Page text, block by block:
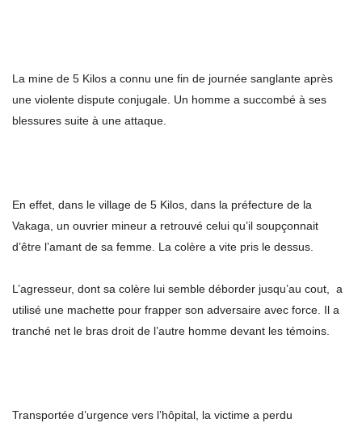
La mine de 5 Kilos a connu une fin de journée sanglante après
une violente dispute conjugale. Un homme a succombé à ses
blessures suite à une attaque.
En effet, dans le village de 5 Kilos, dans la préfecture de la
Vakaga, un ouvrier mineur a retrouvé celui qu’il soupçonnait
d’être l’amant de sa femme. La colère a vite pris le dessus.
L’agresseur, dont sa colère lui semble déborder jusqu’au cout, a
utilisé une machette pour frapper son adversaire avec force. Il a
tranché net le bras droit de l’autre homme devant les témoins.
Transportée d’urgence vers l’hôpital, la victime a perdu